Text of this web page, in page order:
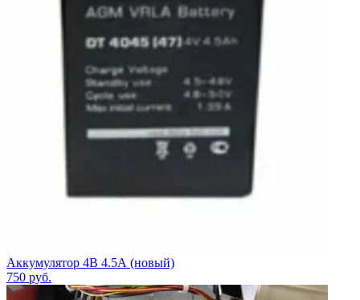
Аккумулятор 4В 4.5А (новый)
750 руб.